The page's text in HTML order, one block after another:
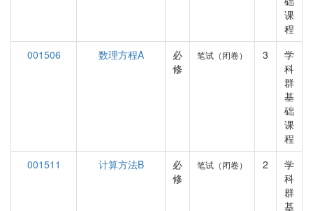
课
程
001506
数理方程A
必
修
笔试（闭卷） 3
学
科
群
基
础
课
程
001511
计算方法B
必
修
笔试（闭卷） 2
学
科
群
基